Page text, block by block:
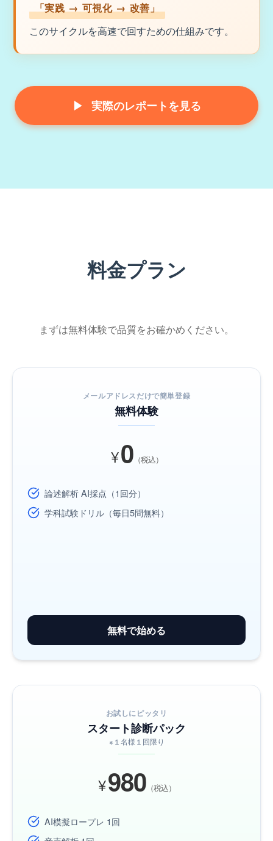
「実践 → 可視化 → 改善」
このサイクルを高速で回すための仕組みです。
▶ 実際のレポートを見る
料金プラン
まずは無料体験で品質をお確かめください。
メールアドレスだけで簡単登録
無料体験
¥0（税込）
論述解析 AI採点（1回分）
学科試験ドリル（毎日5問無料）
無料で始める
お試しにピッタリ
スタート診断パック
※１名様１回限り
¥980（税込）
AI模擬ロープレ 1回